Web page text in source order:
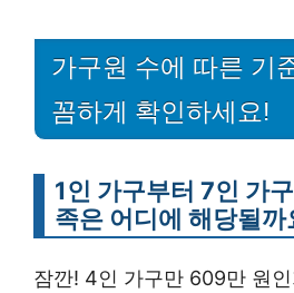
가구원 수에 따른 기
꼼하게 확인하세요!
1인 가구부터 7인 가
족은 어디에 해당될까
잠깐! 4인 가구만 609만 원